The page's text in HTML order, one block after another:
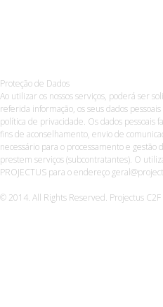
Proteção de Dados
Ao utilizar os nossos serviços, poderá ser
referida informação, os seus dados
política de privacidade. Os dados pessoais
fins de aconselhamento, envio de
necessário para o processamento e
prestem serviços (subcontratantes). O
PROJECTUS para o endereço
© 2014. All Rights Reserved. Projectus